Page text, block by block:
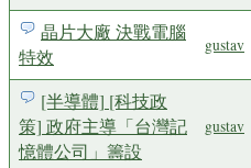
晶片大廠 決戰電腦
特效
gustav
[半導體] [科技政
策] 政府主導「台灣記
憶體公司」籌設
gustav